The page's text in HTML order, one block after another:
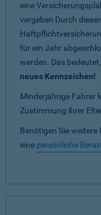
eine
vergeben Durch
für ein Jahr
werden. Das bedeutet,
neues Kennzeichen!
Minderjährige Fahrer
Zustimmung ihrer
Benötigen Sie
eine persönliche